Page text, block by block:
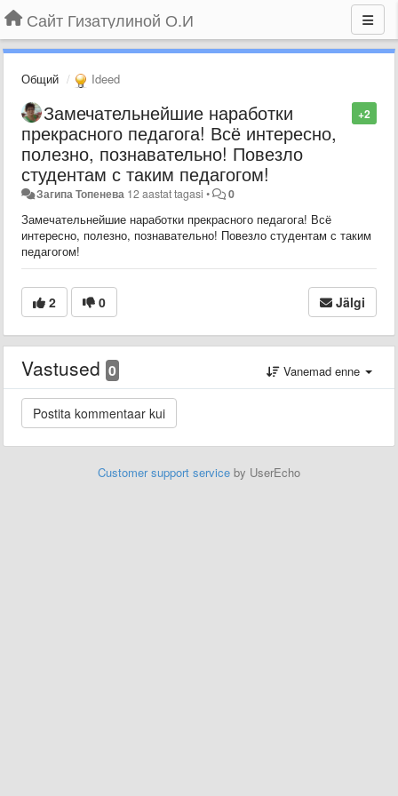
Сайт Гизатулиной О.И
Общий Ideed
+2
Замечательнейшие наработки
прекрасного педагога! Всё интересно,
полезно, познавательно! Повезло
студентам с таким педагогом!
Загипа Топенева 12 aastat tagasi • 0
Замечательнейшие наработки прекрасного педагога! Всё
интересно, полезно, познавательно! Повезло студентам с таким
педагогом!
2 0 Jälgi
Vastused 0 Vanemad enne
Customer support service by UserEcho